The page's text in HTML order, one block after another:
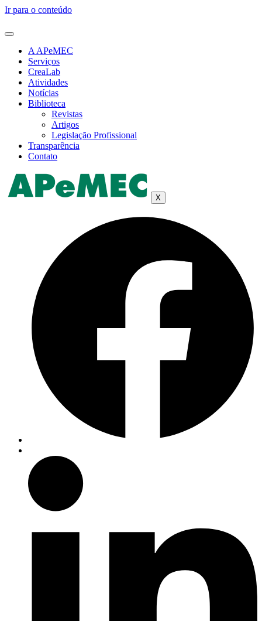
Ir para o conteúdo
A APeMEC
Serviços
CreaLab
Atividades
Notícias
Biblioteca
Revistas
Artigos
Legislação Profissional
Transparência
Contato
X